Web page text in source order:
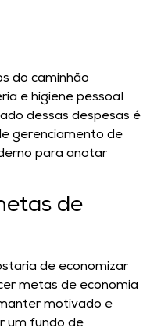
do caminhão
e higiene pessoal
dessas despesas é
gerenciamento de
para anotar
de
de economizar
metas de economia
motivado e
um fundo de